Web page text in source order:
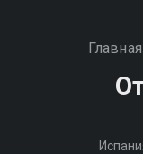
Главная